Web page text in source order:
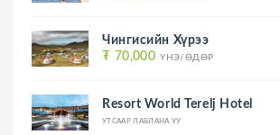
Чингисийн Хүрээ
₮ 70,000 ҮНЭ/ӨДӨР
Resort World Terelj Hotel
УТСААР ЛАВЛАНА УУ